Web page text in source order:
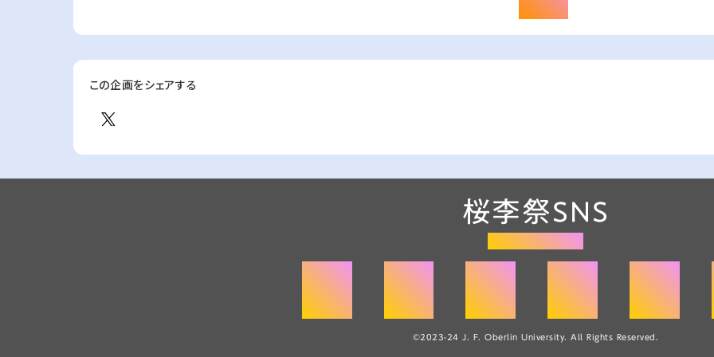
この企画をシェアする
桜李祭SNS
桜李祭公式HP
©2023-24 J. F. Oberlin University. All Rights Reserved.